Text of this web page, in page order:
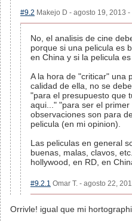
#9.2 Makejo D - agosto 19, 2013
No, el analisis de cine
porque si una pelicula es
en China y si la pelicula
A la hora de "criticar" una
calidad de ella, no se
"para el presupuesto que
aqui..." "para ser el
observaciones son para
pelicula (en mi opinion).
Las peliculas en general
buenas, malas, clavos,
hollywood, en RD, en
#9.2.1 Omar T. - agosto 22,
Orrivle! igual que mi